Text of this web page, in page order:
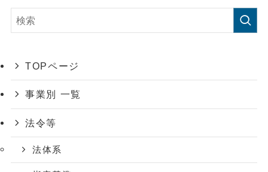
TOPページ
事業別 一覧
法令等
法体系